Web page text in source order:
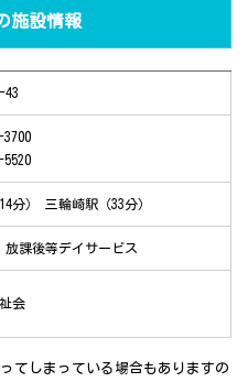
施設情報
43
3700
5520
分） 三輪崎駅（33分）
課後等デイサービス
会
てしまっている場合もありますの